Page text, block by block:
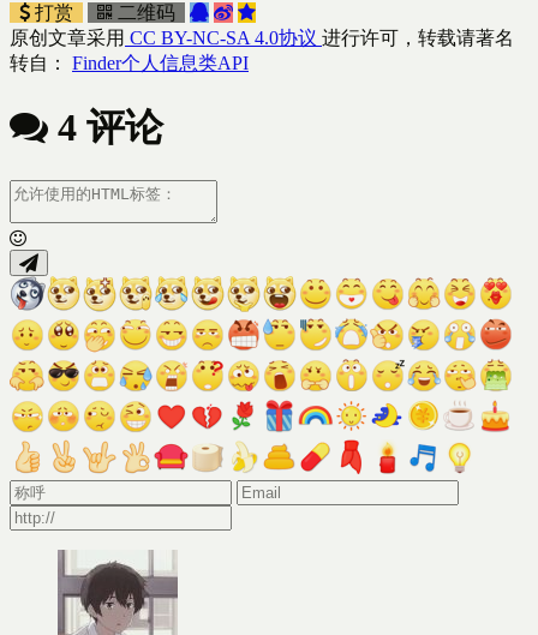
打赏
二维码
原创文章采用 CC BY-NC-SA 4.0协议 进行许可，转载请著名
转自： Finder个人信息类API
4 评论